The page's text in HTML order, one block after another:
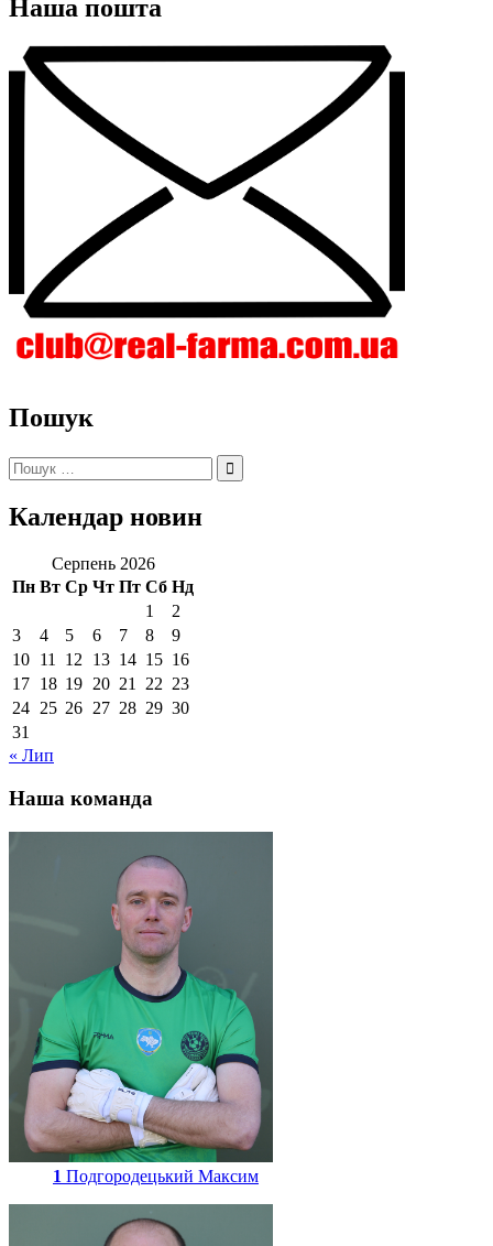
Наша пошта
Пошук
Пошук:
Календар новин
Серпень 2026
Пн Вт Ср Чт Пт Сб Нд
1
2
3
4 5 6 7 8
9
10 11 12 13 14 15 16
17 18 19 20 21 22 23
24 25 26 27 28 29 30
31
« Лип
Наша команда
1 Подгородецький Максим